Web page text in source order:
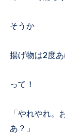
そうか
揚げ物は2度
って！
「やれやれ
あ？」